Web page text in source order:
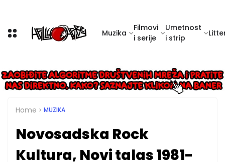
Muzika
Filmovi
i serije
Umetnost
i strip
Home MUZIKA
Novosadska Rock
Kultura, Novi talas 1981-